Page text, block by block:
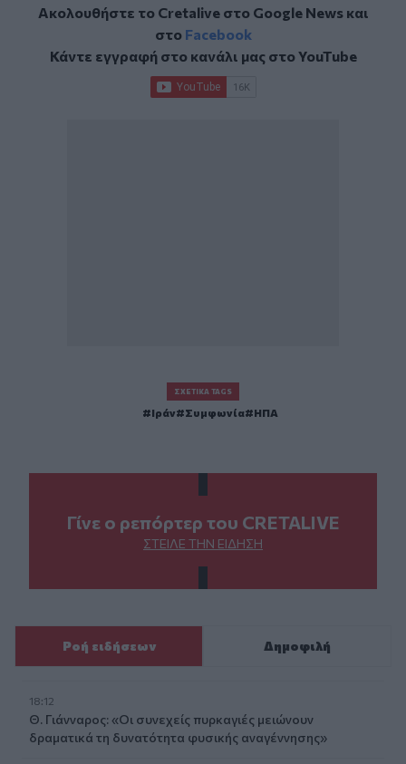
Ακολουθήστε το Cretalive στο Google Newsκαι
στο Facebook
Κάντε εγγραφή στο κανάλι μας στοYouTube
ΣΧΕΤΙΚΆ TAGS
Ιράν Συμφωνία ΗΠΑ
Γίνε ο ρεπόρτερ του CRETALIVE
ΣΤΕΊΛΕ ΤΗΝ ΕΊΔΗΣΗ
Ροή ειδήσεων Δημοφιλή
18:12
Θ. Γιάνναρος: «Οι συνεχείς πυρκαγιές μειώνουν
δραματικά τη δυνατότητα φυσικής αναγέννησης»